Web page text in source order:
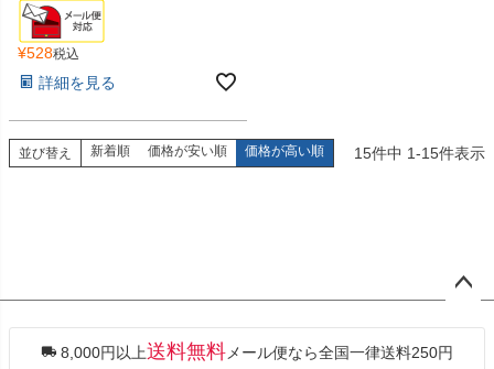
¥528税込
詳細を見る
並び替え 新着順 価格が安い順 価格が高い順 15件中 1-15件表示
ジト
へ
8,000円以上送料無料 メール便なら全国一律送料250円